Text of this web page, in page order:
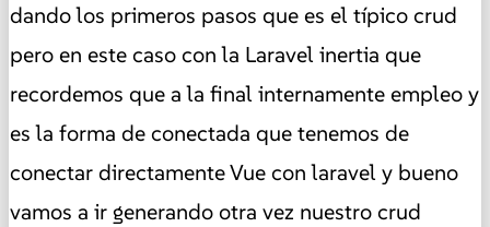
dando los primeros pasos que es el típico crud
pero en este caso con la Laravel inertia que
recordemos que a la final internamente empleo y
es la forma de conectada que tenemos de
conectar directamente Vue con laravel y bueno
vamos a ir generando otra vez nuestro crud